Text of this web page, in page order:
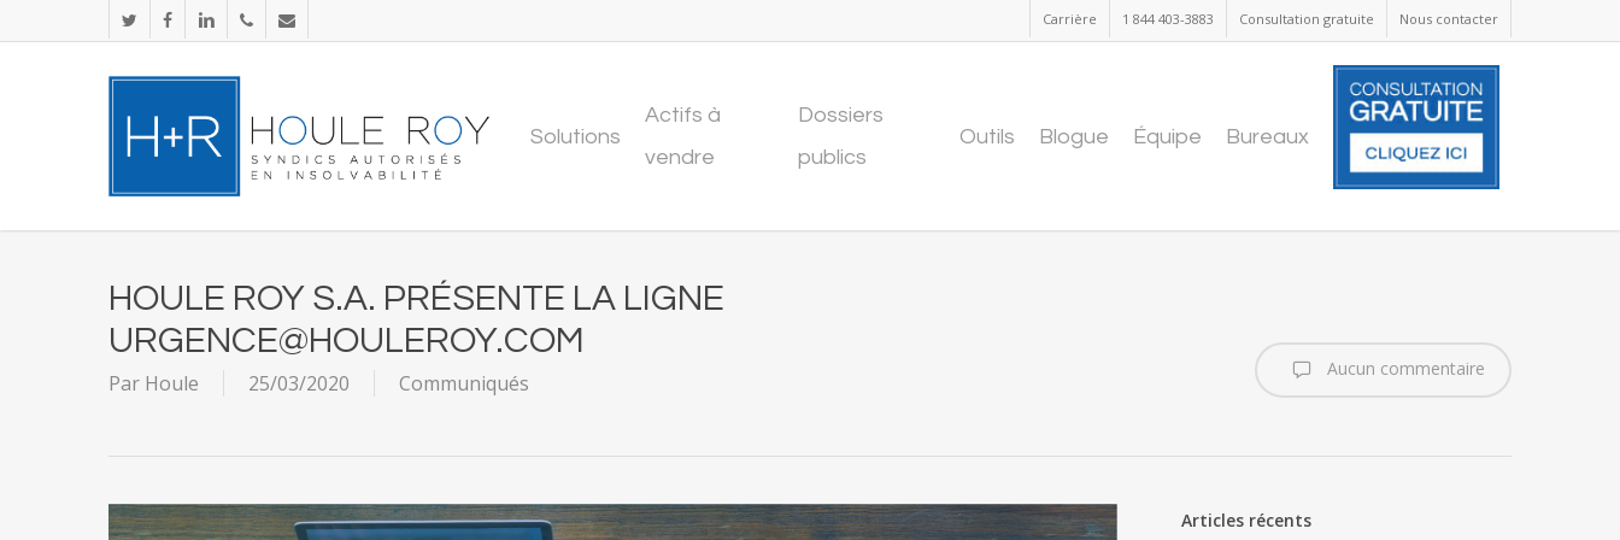
twitterfacebooklinkedinphoneemail Carrière 1 844 403-3883 Consultation gratuite Nous contacter
Solutions
Actifs à
vendre
Dossiers
publics
Outils Blogue Équipe Bureaux
HOULE ROY S.A. PRÉSENTE LA LIGNE
URGENCE@HOULEROY.COM
Par Houle 25/03/2020 Communiqués
Aucun commentaire
Articles récents